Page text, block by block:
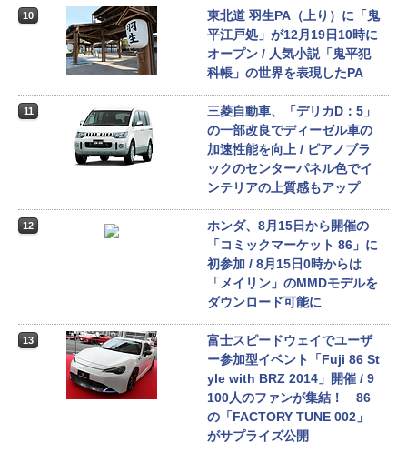
10
東北道 羽生PA（上り）に「鬼
平江戸処」が12月19日10時に
オープン / 人気小説「鬼平犯
科帳」の世界を表現したPA
11
三菱自動車、「デリカD：5」
の一部改良でディーゼル車の
加速性能を向上 / ピアノブラ
ックのセンターパネル色でイ
ンテリアの上質感もアップ
12
ホンダ、8月15日から開催の
「コミックマーケット 86」に
初参加 / 8月15日0時からは
「メイリン」のMMDモデルを
ダウンロード可能に
13
富士スピードウェイでユーザ
ー参加型イベント「Fuji 86 St
yle with BRZ 2014」開催 / 9
100人のファンが集結！ 86
の「FACTORY TUNE 002」
がサプライズ公開